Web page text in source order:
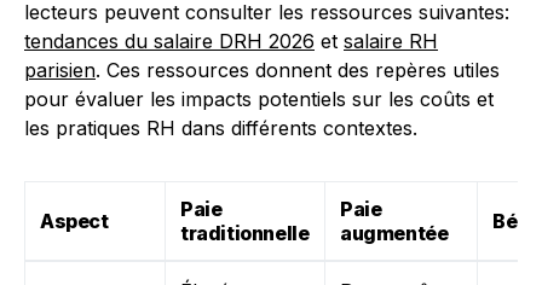
lecteurs peuvent consulter les ressources suivantes:
tendances du salaire DRH 2026 et salaire RH
parisien. Ces ressources donnent des repères utiles
pour évaluer les impacts potentiels sur les coûts et
les pratiques RH dans différents contextes.
Aspect
Paie
traditionnelle
Paie
augmentée